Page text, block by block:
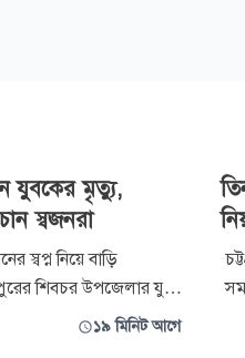
যুবকের মৃত্যু,
স্বজনরা
স্বপ্ন নিয়ে বাড়ি
শিবচর উপজেলার যুবক
কিন্তু সেই স্বপ্ন আর পূরণ
১৯ মিনিট আগে